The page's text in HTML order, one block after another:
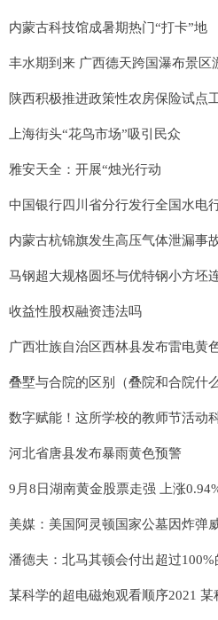
内蒙古科技馆成暑期热门“打卡”地
丰水期到来 广西德天跨国瀑布景区
陕西积极推进政策性农房保险试点
上海街头“花鸟市场”吸引民众
雅安天全：开展“烛光行动
内蒙古杭锦旗发生高压气体泄漏事
马钢超大规格圆坯与优特钢小方坯
收益性股权融资违法吗
广西壮族自治区西林县发布雷电黄
叠墅与合院的区别（叠院和合院什
数字赋能！这所学校的教师节活动
河北省唐县发布暴雨黄色预警
9月8日湖南黄金股票走强 上涨
美媒：美国阿灵顿国家公墓因炸弹